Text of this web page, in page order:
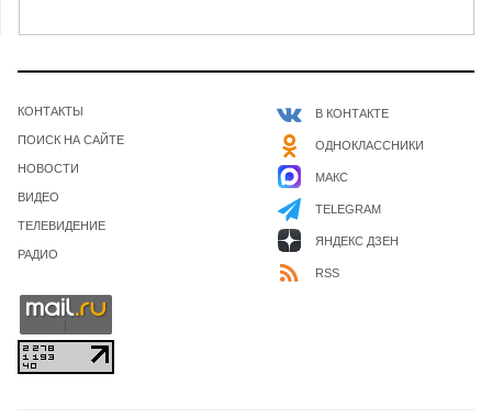
КОНТАКТЫ
ПОИСК НА САЙТЕ
НОВОСТИ
ВИДЕО
ТЕЛЕВИДЕНИЕ
РАДИО
В КОНТАКТЕ
ОДНОКЛАССНИКИ
МАКС
TELEGRAM
ЯНДЕКС ДЗЕН
RSS